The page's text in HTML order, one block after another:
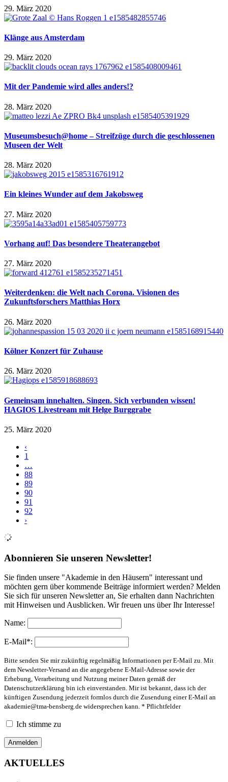
29. März 2020
Klänge aus Amsterdam
29. März 2020
Mit der Pandemie wird alles anders!?
28. März 2020
Museumsbesuch@home – Streifzüge durch die geschlossenen
Museen der Welt
28. März 2020
Ein kleines Wunder auf dem Jakobsweg
27. März 2020
Vorhang auf! Das besondere Theaterangebot
27. März 2020
Weiterdenken: die Welt nach Corona. Visionen des
Zukunftsforschers Matthias Horx
26. März 2020
Kölner Konzert für Zuhause
26. März 2020
Gemeinsam innehalten. Singen. Sich verbunden wissen!
HAGIOS Livestream mit Helge Burggrabe
25. März 2020
‹
1
…
88
89
90
91
92
›
Abonnieren Sie unseren Newsletter!
Sie finden unsere "Akademie in den Häusern" interessant und
möchten gern über kommende Beiträge informiert werden? Melden
Sie sich für unseren Newsletter an, Sie erhalten dann Nachrichten
mit Hinweisen und Ausblicken. Wir freuen uns über Ihr Interesse!
Name:
E-Mail*:
Bitte senden Sie mir zukünftig regelmäßig Informationen per E-Mail zu. Mit
dem Newsletter-Versand an die angegebene E-Mail-Adresse sowie der
Erhebung, Verarbeitung und Nutzung meiner Daten gemäß der
Datenschutzerklärung bin ich einverstanden. Mir ist bekannt, dass ich der
künftigen Zusendung jederzeit formlos durch die Zusendung einer E-Mail an
akademie@tma-bensberg.de widersprechen kann. * Pflichtfelder
Ich stimme zu
AKTUELLES